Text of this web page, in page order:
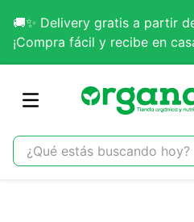
🚚✨ Delivery gratis a partir
¡Compra fácil y recibe en
¿Qué estás buscando hoy?